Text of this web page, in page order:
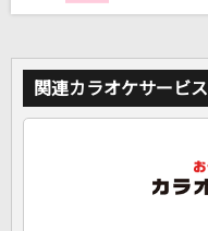
関連カラオケサービス